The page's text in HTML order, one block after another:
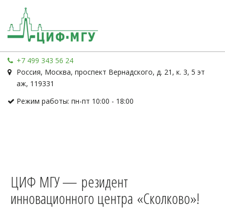
+7 499 343 56 24
Россия, Москва, проспект Вернадского, д. 21, к. 3, 5 эт
аж, 119331
Режим работы: пн-пт 10:00 - 18:00
ЦИФ МГУ — резидент
инновационного центра «Сколково»!